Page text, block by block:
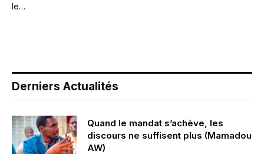
le…
Derniers Actualités
Quand le mandat s’achève, les
discours ne suffisent plus (Mamadou
AW)